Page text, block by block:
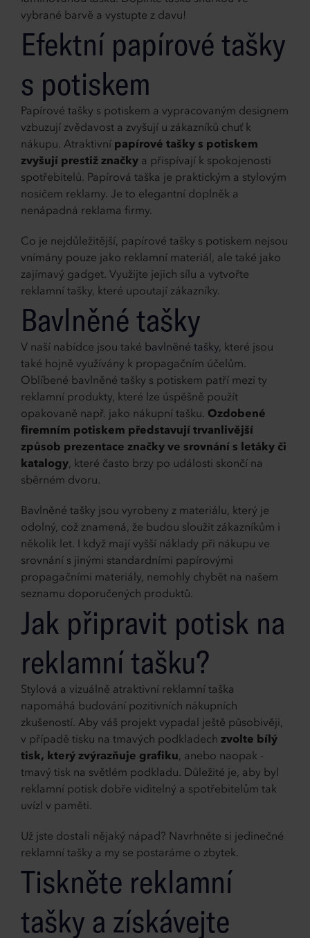
vybrané barvě a vystupte z davu!
Efektní papírové tašky
s potiskem
Papírové tašky s potiskem a vypracovaným designem
vzbuzují zvědavost a zvyšují u zákazníků chuť k
nákupu. Atraktivní papírové tašky s potiskem
zvyšují prestiž značky a přispívají k spokojenosti
spotřebitelů. Papírová taška je praktickým a stylovým
nosičem reklamy. Je to elegantní doplněk a
nenápadná reklama firmy.
Co je nejdůležitější, papírové tašky s potiskem nejsou
vnímány pouze jako reklamní materiál, ale také jako
zajímavý gadget. Využijte jejich sílu a vytvořte
reklamní tašky, které upoutají zákazníky.
Bavlněné tašky
V naší nabídce jsou také bavlněné tašky, které jsou
také hojně využívány k propagačním účelům.
Oblíbené bavlněné tašky s potiskem patří mezi ty
reklamní produkty, které lze úspěšně použít
opakovaně např. jako nákupní tašku. Ozdobené
firemním potiskem představují trvanlivější
způsob prezentace značky ve srovnání s letáky či
katalogy, které často brzy po události skončí na
sběrném dvoru.
Bavlněné tašky jsou vyrobeny z materiálu, který je
odolný, což znamená, že budou sloužit zákazníkům i
několik let. I když mají vyšší náklady při nákupu ve
srovnání s jinými standardními papírovými
propagačními materiály, nemohly chybět na našem
seznamu doporučených produktů.
Jak připravit potisk na
reklamní tašku?
Stylová a vizuálně atraktivní reklamní taška
napomáhá budování pozitivních nákupních
zkušeností. Aby váš projekt vypadal ještě působivěji,
v případě tisku na tmavých podkladech zvolte bílý
tisk, který zvýrazňuje grafiku, anebo naopak -
tmavý tisk na světlém podkladu. Důležité je, aby byl
reklamní potisk dobře viditelný a spotřebitelům tak
uvízl v paměti.
Už jste dostali nějaký nápad? Navrhněte si jedinečné
reklamní tašky a my se postaráme o zbytek.
Tiskněte reklamní
tašky a získávejte